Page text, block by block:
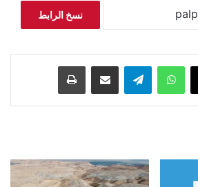
نسخ الرابط
‫X واتساب تيلقرام مشاركة عبر البريد طباعة